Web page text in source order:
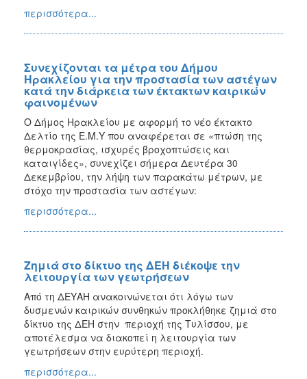
περισσότερα...
Συνεχίζονται τα μέτρα του Δήμου
Ηρακλείου για την προστασία των αστέγων
κατά την διάρκεια των έκτακτων καιρικών
φαινομένων
Ο Δήμος Ηρακλείου με αφορμή το νέο έκτακτο
Δελτίο της Ε.Μ.Υ που αναφέρεται σε «πτώση της
θερμοκρασίας, ισχυρές βροχοπτώσεις και
καταιγίδες», συνεχίζει σήμερα Δευτέρα 30
Δεκεμβρίου, την λήψη των παρακάτω μέτρων, με
στόχο την προστασία των αστέγων:
περισσότερα...
Ζημιά στο δίκτυο της ΔΕΗ διέκοψε την
λειτουργία των γεωτρήσεων
Από τη ΔΕΥΑΗ ανακοινώνεται ότι λόγω των
δυσμενών καιρικών συνθηκών προκλήθηκε ζημιά στο
δίκτυο της ΔΕΗ στην περιοχή της Τυλίσσου, με
αποτέλεσμα να διακοπεί η λειτουργία των
γεωτρήσεων στην ευρύτερη περιοχή.
περισσότερα...